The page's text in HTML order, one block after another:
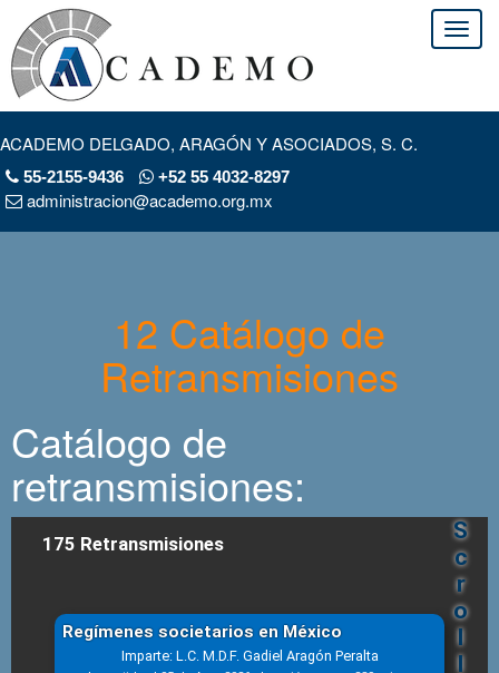
ACADEMO DELGADO, ARAGÓN Y ASOCIADOS, S. C.
55-2155-9436 +52 55 4032-8297
administracion@academo.org.mx
12 Catálogo de
Retransmisiones
Catálogo de
retransmisiones: